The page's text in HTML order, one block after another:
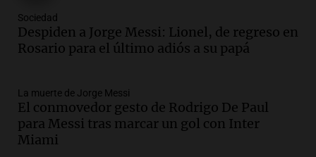
Audio. Tormentas y filtraciones: "El
agua entra por donde menos
Episodios
Audio.Nahuel Pennisi y la huella de
Mercedes Sosa: "La emoción es el filtro
máximo".
Sociedad
Despiden a Jorge Messi: Lionel, de regreso en
Rosario para el último adiós a su papá
La muerte de Jorge Messi
El conmovedor gesto de Rodrigo De Paul
para Messi tras marcar un gol con Inter
Miami